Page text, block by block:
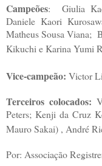
Campeões: Giulia
Daniele Kaori
Matheus Sousa Viana;
Kikuchi e Karina Yumi
Vice-campeão: Victor
Terceiros colocados:
Peters; Kenji da Cruz
Mauro Sakai) , André
Por: Associação